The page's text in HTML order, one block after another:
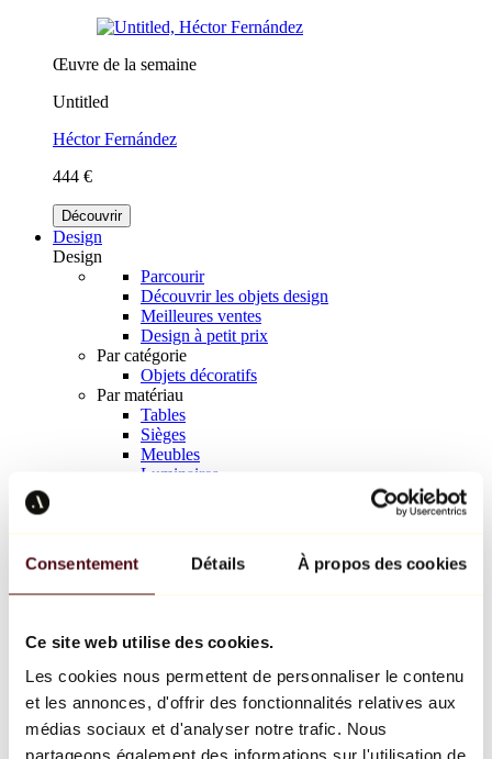
Consentement Détails À propos des cookies
Ce site web utilise des cookies.
Les cookies nous permettent de personnaliser le contenu
et les annonces, d'offrir des fonctionnalités relatives aux
médias sociaux et d'analyser notre trafic. Nous
partageons également des informations sur l'utilisation de
Œuvre de la semaine
Untitled
Héctor Fernández
444 €
Découvrir
Design
Design
Parcourir
Découvrir les objets design
Meilleures ventes
Design à petit prix
Par catégorie
Objets décoratifs
Par matériau
Tables
Sièges
Meubles
Luminaires
Richard Orlinski
Keith Haring
Jeff Koons
Jean-Michel Basquiat
Tous les designers
Œuvre de la semaine